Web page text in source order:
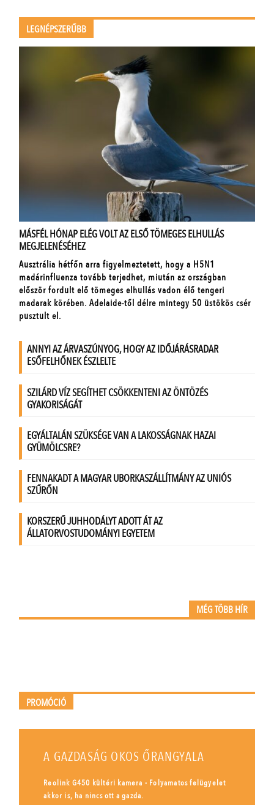
LEGNÉPSZERŰBB
MÉG TÖBB HÍR
PROMÓCIÓ
A GAZDASÁG OKOS ŐRANGYALA
Reolink G450 kültéri kamera - Folyamatos felügyelet
akkor is, ha nincs ott a gazda.